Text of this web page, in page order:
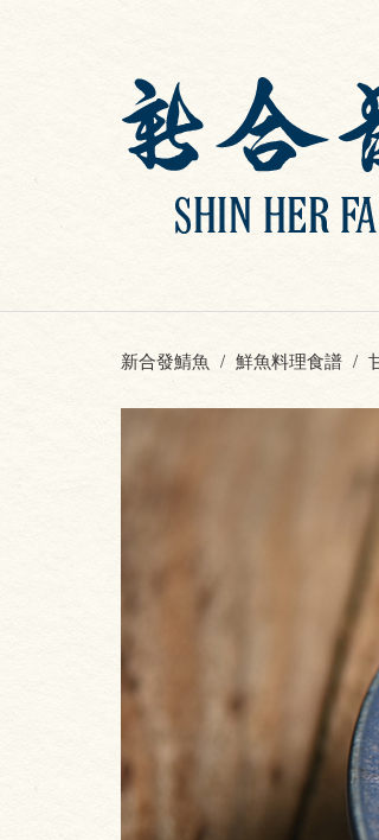
新合發鯖魚 鮮魚料理食譜